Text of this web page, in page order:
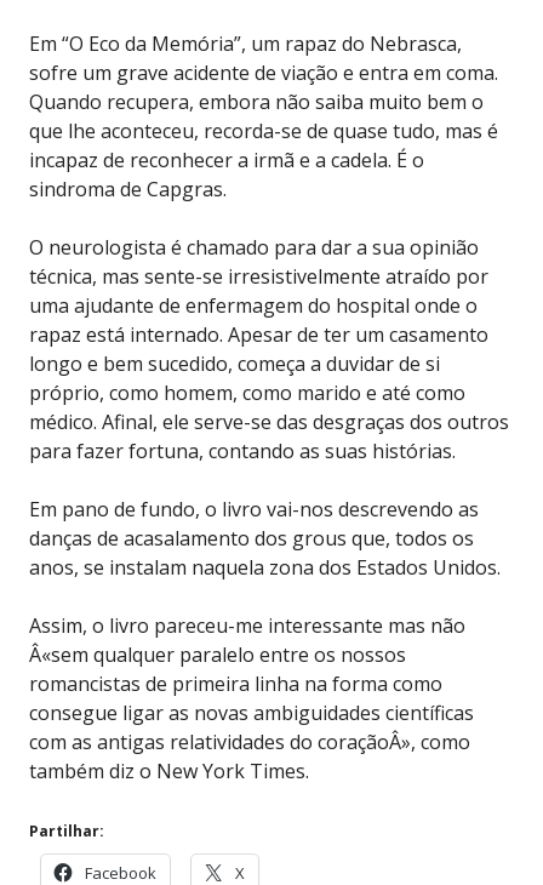
Em “O Eco da Memória”, um rapaz do Nebrasca,
sofre um grave acidente de viação e entra em coma.
Quando recupera, embora não saiba muito bem o
que lhe aconteceu, recorda-se de quase tudo, mas é
incapaz de reconhecer a irmã e a cadela. É o
sindroma de Capgras.
O neurologista é chamado para dar a sua opinião
técnica, mas sente-se irresistivelmente atraído por
uma ajudante de enfermagem do hospital onde o
rapaz está internado. Apesar de ter um casamento
longo e bem sucedido, começa a duvidar de si
próprio, como homem, como marido e até como
médico. Afinal, ele serve-se das desgraças dos outros
para fazer fortuna, contando as suas histórias.
Em pano de fundo, o livro vai-nos descrevendo as
danças de acasalamento dos grous que, todos os
anos, se instalam naquela zona dos Estados Unidos.
Assim, o livro pareceu-me interessante mas não
Â«sem qualquer paralelo entre os nossos
romancistas de primeira linha na forma como
consegue ligar as novas ambiguidades científicas
com as antigas relatividades do coraçãoÂ», como
também diz o New York Times.
Partilhar:
Facebook X